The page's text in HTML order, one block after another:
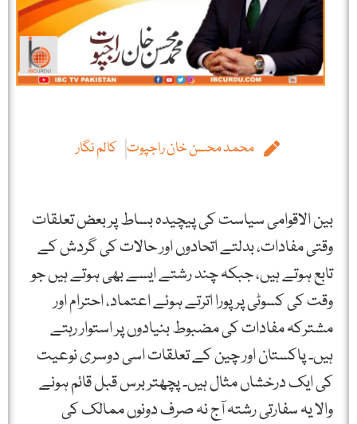
محمد محسن خان راجپوت کالم نگار
بین الاقوامی سیاست کی پیچیدہ بساط پر بعض تعلقات
وقتی مفادات، بدلتے اتحادوں اور حالات کی گردش کے
تابع ہوتے ہیں، جبکہ چند رشتے ایسے بھی ہوتے ہیں جو
وقت کی کسوٹی پر پورا اترتے ہوئے اعتماد، احترام اور
مشترکہ مفادات کی مضبوط بنیادوں پر استوار رہتے
ہیں۔ پاکستان اور چین کے تعلقات اسی دوسری نوعیت
کی ایک درخشاں مثال ہیں۔ پچھتر برس قبل قائم ہونے
والا یہ سفارتی رشتہ آج نہ صرف دونوں ممالک کی